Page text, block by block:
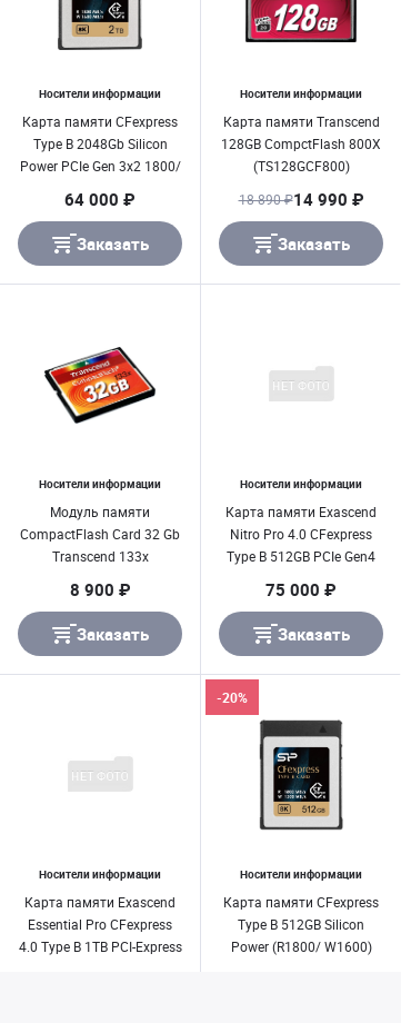
Носители информации
Карта памяти CFexpress
Type B 2048Gb Silicon
Power PCIe Gen 3x2 1800/
64 000 ₽
Заказать
Носители информации
Карта памяти Transcend
128GB CompctFlash 800X
(TS128GCF800)
18 890 ₽14 990 ₽
Заказать
Носители информации
Модуль памяти
CompactFlash Card 32 Gb
Transcend 133x
8 900 ₽
Заказать
Носители информации
Карта памяти Exascend
Nitro Pro 4.0 CFexpress
Type B 512GB PCIe Gen4
75 000 ₽
Заказать
Носители информации
Карта памяти Exascend
Essential Pro CFexpress
4.0 Type B 1TB PCI-Express
Носители информации
Карта памяти CFexpress
Type B 512GB Silicon
Power (R1800/ W1600)
-20%